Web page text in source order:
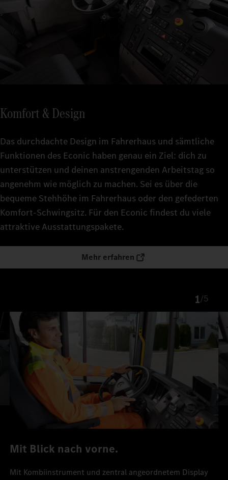
Komfort & Design
Das durchdachte Design im Fahrerhaus und sämtliche
Funktionen des Econic haben genau ein Ziel: dich zu
unterstützen und deinen anstrengenden Arbeitstag so
angenehm wie möglich zu machen. Sei es über die
bequeme Stehhöhe im Fahrerhaus oder den gefederten
Komfort-Schwingsitz. Für den Econic findest du viele
attraktive Ausstattungspakete.
Mehr erfahren
1/5
Mit Blick nach vorne.
Mit Kombiinstrument und zentral angeordnetem Display